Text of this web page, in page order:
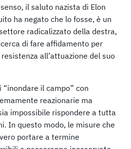
il saluto nazista di Elon
ha negato che lo fosse, è un
radicalizzato della destra,
di fare affidamento per
all’attuazione del suo
“inondare il campo” con
reazionarie ma
impossibile rispondere a tutta
In questo modo, le misure che
portare a termine